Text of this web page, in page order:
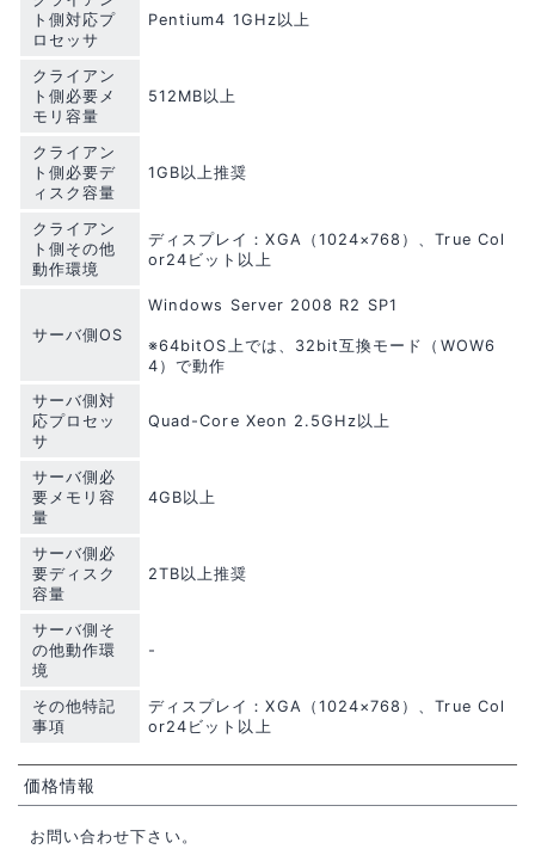
ト側対応プ
ロセッサ
Pentium4 1GHz以上
クライアン
ト側必要メ
モリ容量
512MB以上
クライアン
ト側必要デ
ィスク容量
1GB以上推奨
クライアン
ト側その他
動作環境
ディスプレイ：XGA（1024×768）、True Col
or24ビット以上
サーバ側OS
Windows Server 2008 R2 SP1
※64bitOS上では、32bit互換モード（WOW6
4）で動作
サーバ側対
応プロセッ
サ
Quad-Core Xeon 2.5GHz以上
サーバ側必
要メモリ容
量
4GB以上
サーバ側必
要ディスク
容量
2TB以上推奨
サーバ側そ
の他動作環
境
-
その他特記
事項
ディスプレイ：XGA（1024×768）、True Col
or24ビット以上
価格情報
お問い合わせ下さい。